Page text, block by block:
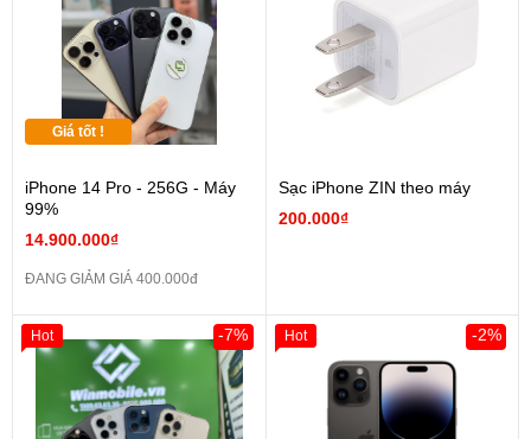
Giá tốt !
iPhone 14 Pro - 256G - Máy
99%
14.900.000₫
ĐANG GIẢM GIÁ 400.000đ
Sạc iPhone ZIN theo máy
200.000₫
-7%
Hot -2%
Hot